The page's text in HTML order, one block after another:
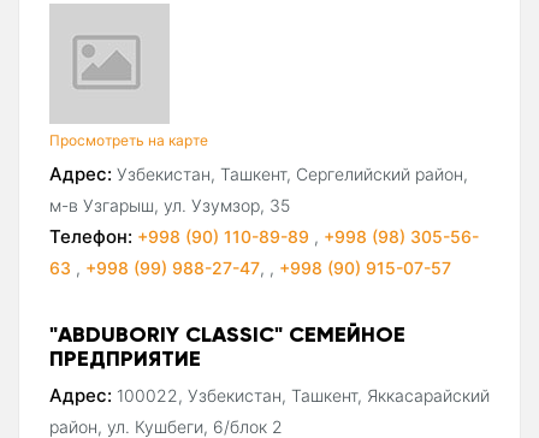
Просмотреть на карте
Адрес: Узбекистан, Ташкент, Сергелийский район,
м-в Узгарыш, ул. Узумзор, 35
Телефон: +998 (90) 110-89-89 , +998 (98) 305-56-
63 , +998 (99) 988-27-47, , +998 (90) 915-07-57
"ABDUBORIY CLASSIC" СЕМЕЙНОЕ
ПРЕДПРИЯТИЕ
Адрес: 100022, Узбекистан, Ташкент, Яккасарайский
район, ул. Кушбеги, 6/блок 2